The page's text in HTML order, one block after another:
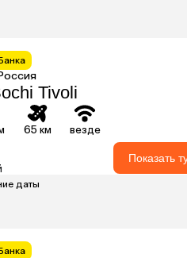
Tivoli
65 км везде
Показать
даты